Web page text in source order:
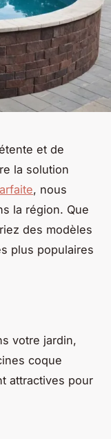
et de
la solution
, nous
la région. Que
des modèles
plus populaires
votre jardin,
coque
attractives pour